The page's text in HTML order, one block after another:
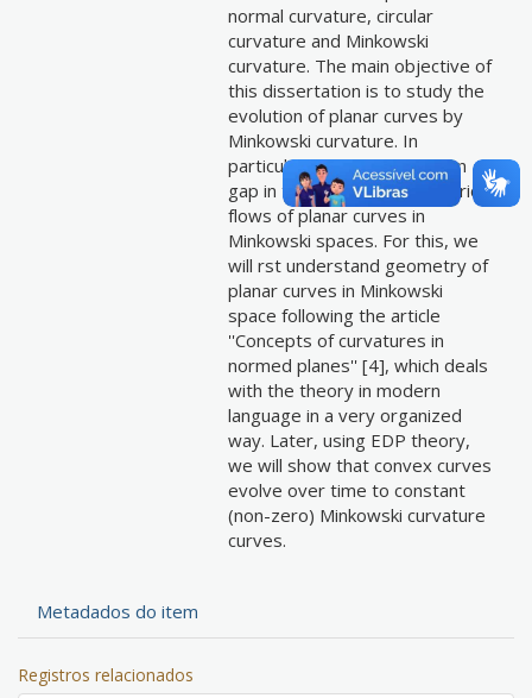
normal curvature, circular
curvature and Minkowski
curvature. The main objective of
this dissertation is to study the
evolution of planar curves by
Minkowski curvature. In
particular, we closed an open
gap in the theory of geometric
flows of planar curves in
Minkowski spaces. For this, we
will rst understand geometry of
planar curves in Minkowski
space following the article
''Concepts of curvatures in
normed planes'' [4], which deals
with the theory in modern
language in a very organized
way. Later, using EDP theory,
we will show that convex curves
evolve over time to constant
(non-zero) Minkowski curvature
curves.
Metadados do item
Registros relacionados